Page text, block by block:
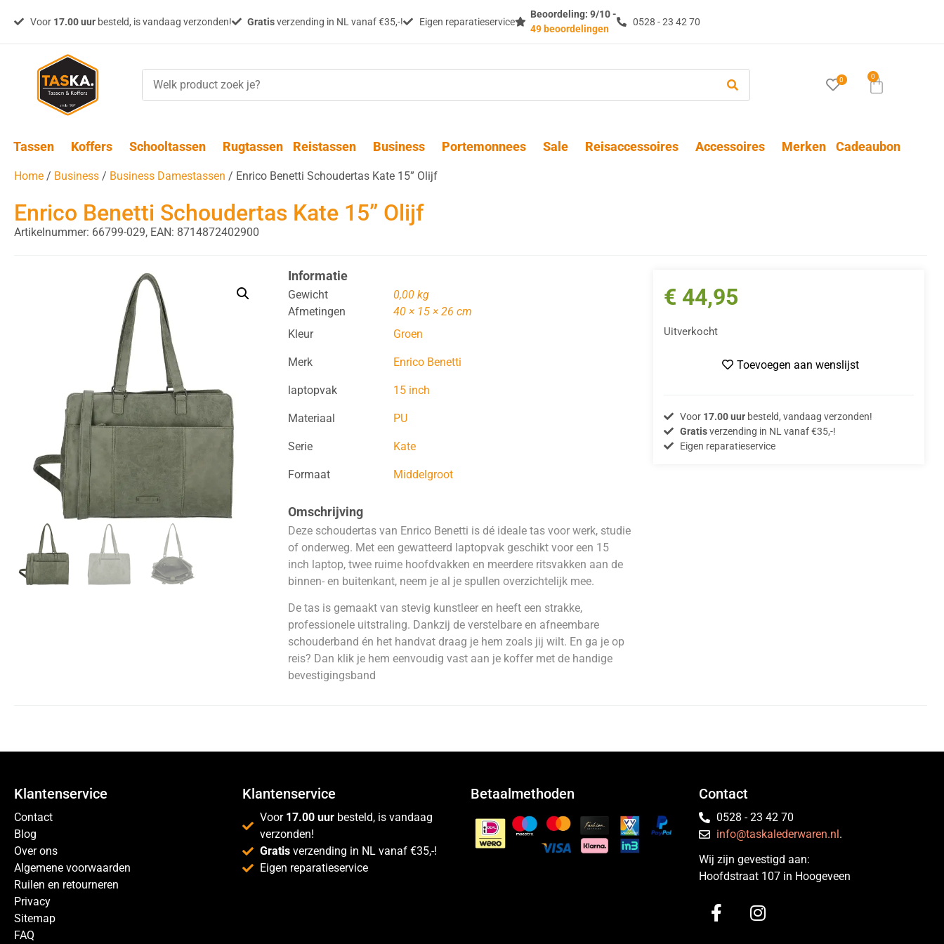
Voor 17.00 uurbesteld, is vandaag verzonden! Gratisverzending in NL vanaf €35,-! Eigen reparatieservice
Beoordeling: 9/10 -
49 beoordelingen
0528 - 23 42 70
0 0
Tassen Koffers Schooltassen Rugtassen Reistassen Business Portemonnees Sale Reisaccessoires Accessoires Merken Cadeaubon
Home / Business / Business Damestassen / Enrico Benetti Schoudertas Kate 15” Olijf
Enrico Benetti Schoudertas Kate 15” Olijf
Artikelnummer: 66799-029, EAN: 8714872402900
Informatie
Gewicht
0,00 kg
Afmetingen
40 × 15 × 26 cm
Kleur
Groen
Merk Enrico Benetti
laptopvak 15 inch
Materiaal PU
Serie Kate
Formaat Middelgroot
Omschrijving
Deze schoudertas van Enrico Benetti is dé ideale tas voor werk, studie
of onderweg. Met een gewatteerd laptopvak geschikt voor een 15
inch laptop, twee ruime hoofdvakken en meerdere ritsvakken aan de
binnen- en buitenkant, neem je al je spullen overzichtelijk mee.
De tas is gemaakt van stevig kunstleer en heeft een strakke,
professionele uitstraling. Dankzij de verstelbare en afneembare
schouderband én het handvat draag je hem zoals jij wilt. En ga je op
reis? Dan klik je hem eenvoudig vast aan je koffer met de handige
bevestigingsband
€ 44,95
Uitverkocht
Toevoegen aan wenslijst
Voor 17.00 uurbesteld, vandaag verzonden!
Gratisverzending in NL vanaf €35,-!
Eigen reparatieservice
Klantenservice
Contact
Blog
Over ons
Algemene voorwaarden
Ruilen en retourneren
Privacy
Sitemap
FAQ
Klantenservice
Voor 17.00 uur besteld, is vandaag
verzonden!
Gratis verzending in NL vanaf €35,-!
Eigen reparatieservice
Betaalmethoden Contact
0528 - 23 42 70
info@taskalederwaren.nl.
Wij zijn gevestigd aan:
Hoofdstraat 107 in Hoogeveen